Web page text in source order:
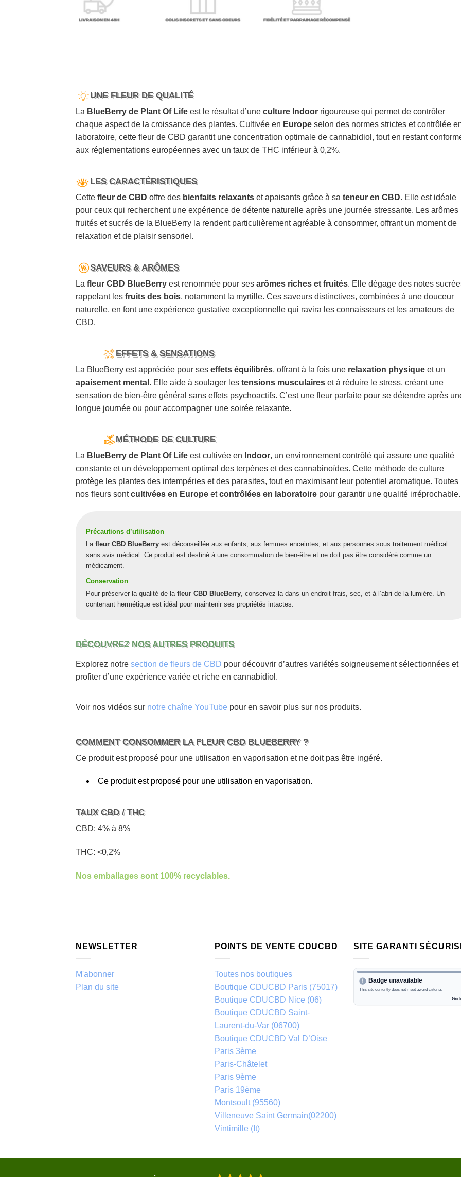
UNE FLEUR DE QUALITÉ
La BlueBerry de Plant Of Life est le résultat d’une culture Indoor rigoureuse qui permet de contrôler
chaque aspect de la croissance des plantes. Cultivée en Europe selon des normes strictes et contrôlée
laboratoire, cette fleur de CBD garantit une concentration optimale de cannabidiol, tout en restant
aux réglementations européennes avec un taux de THC inférieur à 0,2%.
LES CARACTÉRISTIQUES
Cette fleur de CBD offre des bienfaits relaxants et apaisants grâce à sa teneur en CBD. Elle est idéale
pour ceux qui recherchent une expérience de détente naturelle après une journée stressante. Les arômes
fruités et sucrés de la BlueBerry la rendent particulièrement agréable à consommer, offrant un moment de
relaxation et de plaisir sensoriel.
SAVEURS & ARÔMES
La fleur CBD BlueBerry est renommée pour ses arômes riches et fruités. Elle dégage des notes
rappelant les fruits des bois, notamment la myrtille. Ces saveurs distinctives, combinées à une douceur
naturelle, en font une expérience gustative exceptionnelle qui ravira les connaisseurs et les amateurs de
CBD.
EFFETS & SENSATIONS
La BlueBerry est appréciée pour ses effets équilibrés, offrant à la fois une relaxation physique et un
apaisement mental . Elle aide à soulager les tensions musculaires et à réduire le stress, créant une
sensation de bien-être général sans effets psychoactifs. C’est une fleur parfaite pour se détendre après
longue journée ou pour accompagner une soirée relaxante.
MÉTHODE DE CULTURE
La BlueBerry de Plant Of Life est cultivée en Indoor, un environnement contrôlé qui assure une qualité
constante et un développement optimal des terpènes et des cannabinoïdes. Cette méthode de culture
protège les plantes des intempéries et des parasites, tout en maximisant leur potentiel aromatique. Toutes
nos fleurs sontcultivées en Europe etcontrôlées en laboratoire pour garantir une qualité irréprochable.
Précautions d’utilisation
La fleur CBD BlueBerry est déconseillée aux enfants, aux femmes enceintes, et aux personnes sous traitement médical
sans avis médical. Ce produit est destiné à une consommation de bien-être et ne doit pas être considéré comme un
médicament.
Conservation
Pour préserver la qualité de la fleur CBD BlueBerry , conservez-la dans un endroit frais, sec, et à l’abri de la lumière. Un
contenant hermétique est idéal pour maintenir ses propriétés intactes.
DÉCOUVREZ NOS AUTRES PRODUITS
Explorez notre section de fleurs de CBD pour découvrir d’autres variétés soigneusement sélectionnées et
profiter d’une expérience variée et riche en cannabidiol.
Voir nos vidéos sur notre chaîne YouTube pour en savoir plus sur nos produits.
COMMENT CONSOMMER LA FLEUR CBD BLUEBERRY ?
Ce produit est proposé pour une utilisation en vaporisation et ne doit pas être ingéré.
Ce produit est proposé pour une utilisation en vaporisation.
TAUX CBD / THC
CBD: 4% à 8%
THC: <0,2%
Nos emballages sont 100% recyclables.
NEWSLETTER
M'abonner
Plan du site
POINTS DE VENTE CDUCBD
Toutes nos boutiques
Boutique CDUCBD Paris (75017)
Boutique CDUCBD Nice (06)
Boutique CDUCBD Saint-
Laurent-du-Var (06700)
Boutique CDUCBD Val D’Oise
Paris 3ème
Paris-Châtelet
Paris 9ème
Paris 19ème
Montsoult (95560)
Villeneuve Saint Germain(02200)
Vintimille (It)
SITE GARANTI